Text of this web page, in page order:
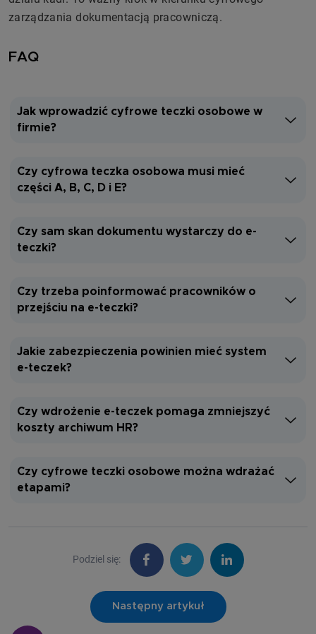
zarządzania dokumentacją pracowniczą.
FAQ
Jak wprowadzić cyfrowe teczki osobowe w
firmie?
Czy cyfrowa teczka osobowa musi mieć
części A, B, C, D i E?
Czy sam skan dokumentu wystarczy do e-
teczki?
Czy trzeba poinformować pracowników o
przejściu na e-teczki?
Jakie zabezpieczenia powinien mieć system
e-teczek?
Czy wdrożenie e-teczek pomaga zmniejszyć
koszty archiwum HR?
Czy cyfrowe teczki osobowe można wdrażać
etapami?
Podziel się:
Następny artykuł